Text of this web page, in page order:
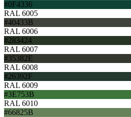
#0F4336
RAL 6005
#40433B
RAL 6006
#283424
RAL 6007
#35382E
RAL 6008
#26392F
RAL 6009
#3E753B
RAL 6010
#66825B